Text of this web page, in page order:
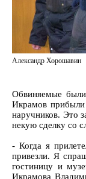
Александр Хорошавин
Обвиняемые
Икрамов прибыли
наручников. Это
некую сделку со
- Когда я
привезли. Я
гостиницу и
Икрамова